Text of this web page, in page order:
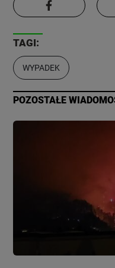
TAGI:
WYPADEK
POZOSTAŁE